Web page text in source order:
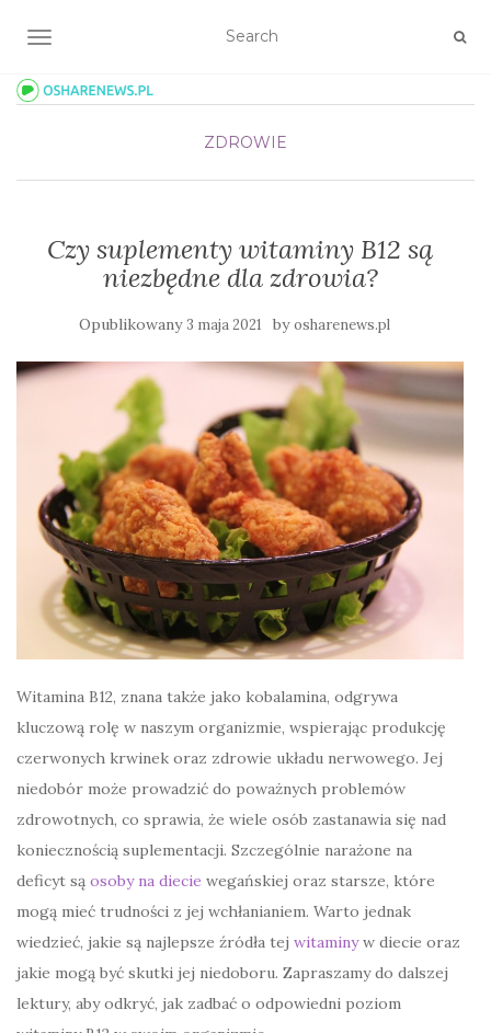
TOGGLE NAVIGATION
ZDROWIE
Czy suplementy witaminy B12 są
niezbędne dla zdrowia?
Opublikowany 3 maja 2021 byosharenews.pl
Witamina B12, znana także jako kobalamina, odgrywa
kluczową rolę w naszym organizmie, wspierając produkcję
czerwonych krwinek oraz zdrowie układu nerwowego. Jej
niedobór może prowadzić do poważnych problemów
zdrowotnych, co sprawia, że wiele osób zastanawia się nad
koniecznością suplementacji. Szczególnie narażone na
deficyt są osoby na diecie wegańskiej oraz starsze, które
mogą mieć trudności z jej wchłanianiem. Warto jednak
wiedzieć, jakie są najlepsze źródła tej witaminyw diecie oraz
jakie mogą być skutki jej niedoboru. Zapraszamy do dalszej
lektury, aby odkryć, jak zadbać o odpowiedni poziom